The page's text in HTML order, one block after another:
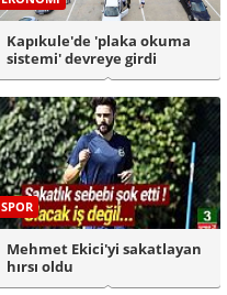
Kapıkule'de 'plaka okuma
sistemi' devreye girdi
SPOR
Mehmet Ekici'yi sakatlayan
hırsı oldu